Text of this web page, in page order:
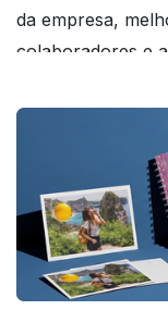
da empresa,
colaboradores e